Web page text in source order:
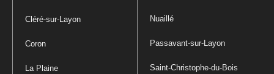
Cléré-sur-Layon
Coron
La Plaine
Nuaillé
Passavant-sur-Layon
Saint-Christophe-du-Bois